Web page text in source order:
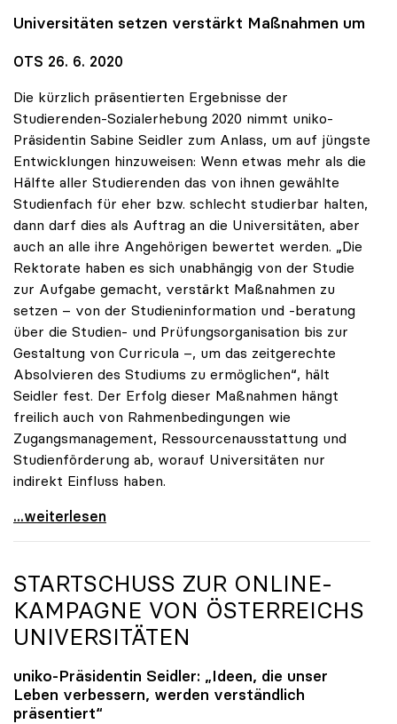
Universitäten setzen verstärkt Maßnahmen um
OTS 26. 6. 2020
Die kürzlich präsentierten Ergebnisse der
Studierenden-Sozialerhebung 2020 nimmt uniko-
Präsidentin Sabine Seidler zum Anlass, um auf jüngste
Entwicklungen hinzuweisen: Wenn etwas mehr als die
Hälfte aller Studierenden das von ihnen gewählte
Studienfach für eher bzw. schlecht studierbar halten,
dann darf dies als Auftrag an die Universitäten, aber
auch an alle ihre Angehörigen bewertet werden. „Die
Rektorate haben es sich unabhängig von der Studie
zur Aufgabe gemacht, verstärkt Maßnahmen zu
setzen – von der Studieninformation und -beratung
über die Studien- und Prüfungsorganisation bis zur
Gestaltung von Curricula –, um das zeitgerechte
Absolvieren des Studiums zu ermöglichen“, hält
Seidler fest. Der Erfolg dieser Maßnahmen hängt
freilich auch von Rahmenbedingungen wie
Zugangsmanagement, Ressourcenausstattung und
Studienförderung ab, worauf Universitäten nur
indirekt Einfluss haben.
Seidler: Erfolgreiches Studieren ist im ureigenen
...weiterlesen
STARTSCHUSS ZUR ONLINE-
KAMPAGNE VON ÖSTERREICHS
UNIVERSITÄTEN
uniko-Präsidentin Seidler: „Ideen, die unser
Leben verbessern, werden verständlich
präsentiert“